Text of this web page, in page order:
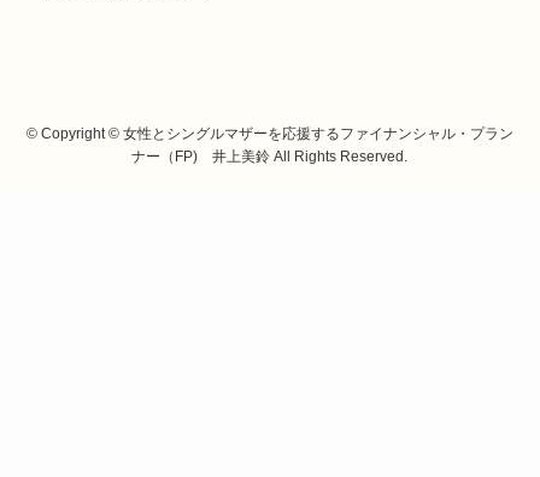
© Copyright © 女性とシングルマザーを応援するファイナンシャル・プラン
ナー（FP) 井上美鈴 All Rights Reserved.